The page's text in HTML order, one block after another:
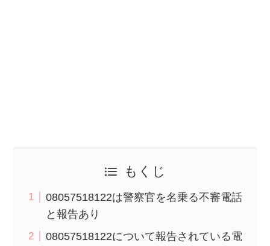
もくじ
08057518122は警察官を名乗る不審電話
と報告あり
08057518122について報告されている電